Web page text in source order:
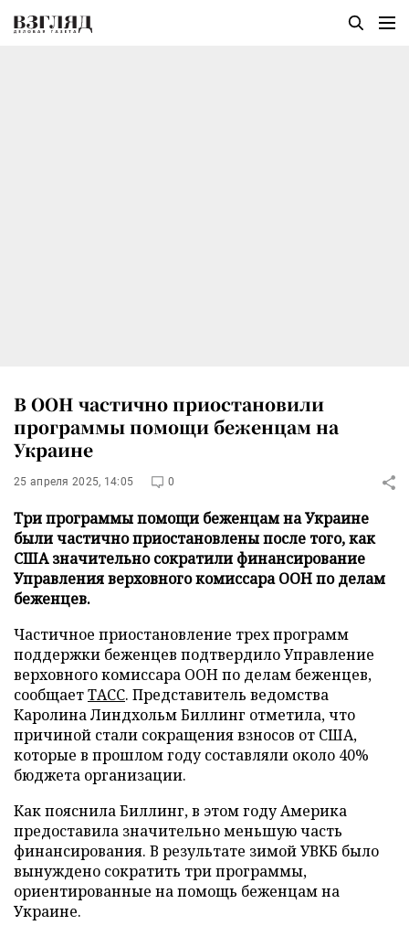
В ООН частично приостановили
программы помощи беженцам на
Украине
25 апреля 2025, 14:05 0
Три программы помощи беженцам на Украине
были частично приостановлены после того, как
США значительно сократили финансирование
Управления верховного комиссара ООН по делам
беженцев.
Частичное приостановление трех программ
поддержки беженцев подтвердило Управление
верховного комиссара ООН по делам беженцев,
сообщаетТАСС. Представитель ведомства
Каролина Линдхольм Биллинг отметила, что
причиной стали сокращения взносов от США,
которые в прошлом году составляли около 40%
бюджета организации.
Как пояснила Биллинг, в этом году Америка
предоставила значительно меньшую часть
финансирования. В результате зимой УВКБ было
вынуждено сократить три программы,
ориентированные на помощь беженцам на
Украине.